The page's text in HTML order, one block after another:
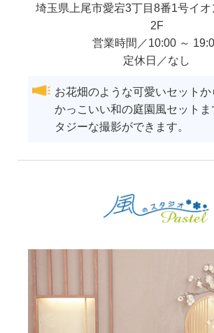
埼玉県 上尾市愛宕3丁目8番1号イオ
2F
営業時間／10:00 ～
定休日／なし
お花畑のような可愛いセット
かっこいい和の庭園風セットま
タジーな撮影ができます。